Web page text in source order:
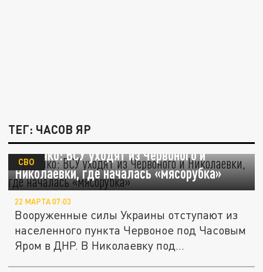
ТЕГ: ЧАСОВ ЯР
Марочко: ВСУ уходят из Червоного и
Николаевки, где началась «мясорубка»
СВО
22 МАРТА 07:03
Вооруженные силы Украины отступают из
населенного пункта Червоное под Часовым
Яром в ДНР. В Николаевку под...